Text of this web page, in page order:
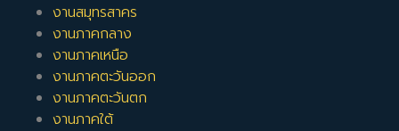
งานสมุทรสาคร
งานภาคกลาง
งานภาคเหนือ
งานภาคตะวันออก
งานภาคตะวันตก
งานภาคใต้